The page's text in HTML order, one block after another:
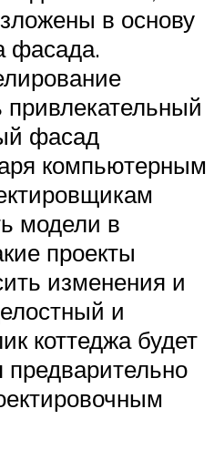
в основу
фасада.
привлекательный
фасад
компьютерным
модели в
проекты
изменения и
и
коттеджа будет
предварительно